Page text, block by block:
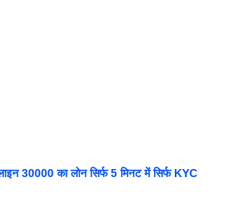
30000 का लोन सिर्फ 5 मिनट में सिर्फ KYC